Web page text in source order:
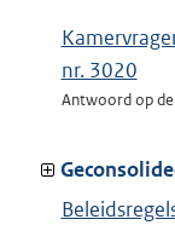
nr. 3020
Antwoord op